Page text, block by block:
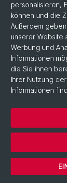
personalisieren,
können und die
Außerdem
unserer Website
Werbung und
Informationen
die Sie ihnen
Ihrer Nutzung
Informationen